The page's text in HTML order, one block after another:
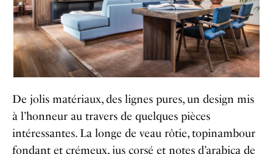
De jolis matériaux, des lignes pures, un design mis
à l’honneur au travers de quelques pièces
intéressantes. La longe de veau rôtie, topinambour
fondant et crémeux, jus corsé et notes d’arabica de